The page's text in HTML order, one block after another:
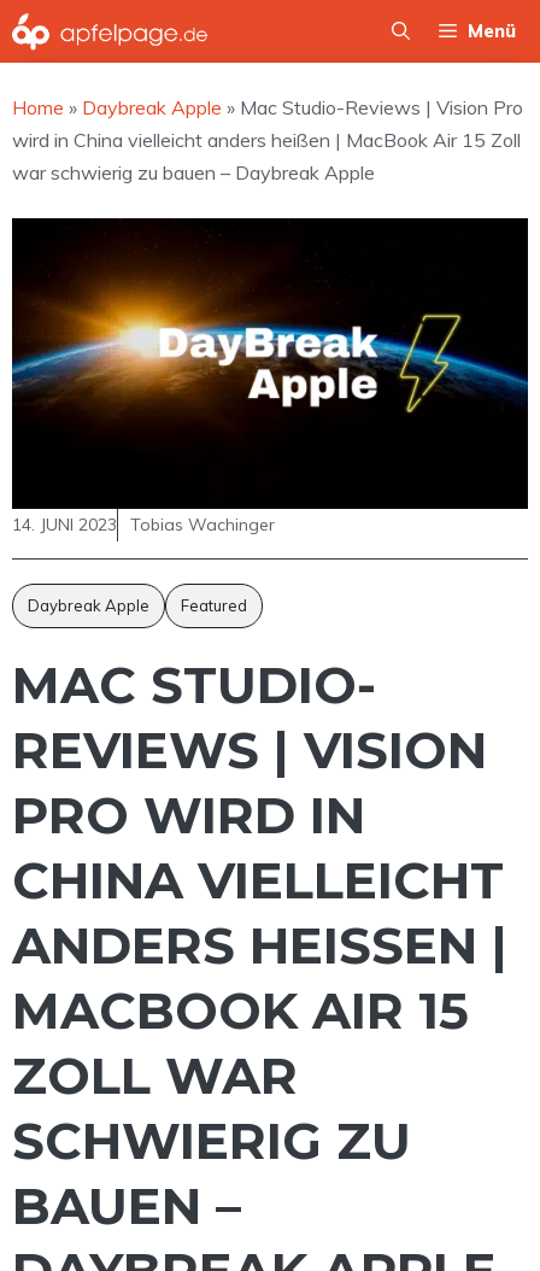
Zum
Inhalt
Menü
Home » Daybreak Apple » Mac Studio-Reviews | Vision Pro
wird in China vielleicht anders heißen | MacBook Air 15 Zoll
war schwierig zu bauen – Daybreak Apple
14. JUNI 2023 Tobias Wachinger
Daybreak Apple Featured
MAC STUDIO-
REVIEWS | VISION
PRO WIRD IN
CHINA VIELLEICHT
ANDERS HEISSEN | M
ACBOOK AIR 15 Z
OLL WAR S
CHWIERIG ZU B
AUEN – D